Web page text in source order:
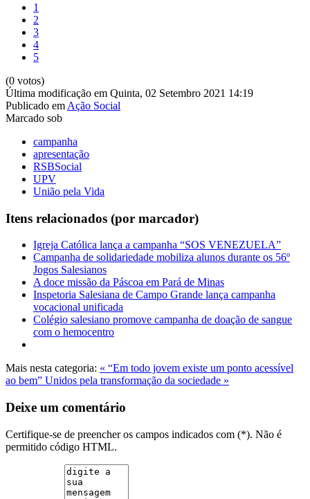
1
2
3
4
5
(0 votos)
Última modificação em Quinta, 02 Setembro 2021 14:19
Publicado em Ação Social
Marcado sob
campanha
apresentação
RSBSocial
UPV
União pela Vida
Itens relacionados (por marcador)
Igreja Católica lança a campanha “SOS VENEZUELA”
Campanha de solidariedade mobiliza alunos durante os 56º
Jogos Salesianos
A doce missão da Páscoa em Pará de Minas
Inspetoria Salesiana de Campo Grande lança campanha
vocacional unificada
Colégio salesiano promove campanha de doação de sangue
com o hemocentro
Mais nesta categoria: « “Em todo jovem existe um ponto acessível
ao bem” Unidos pela transformação da sociedade »
Deixe um comentário
Certifique-se de preencher os campos indicados com (*). Não é
permitido código HTML.